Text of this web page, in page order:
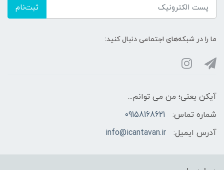
ثبت‌نام
ما را در شبکه‌های اجتماعی دنبال کنید:
آیکن یعنی؛ من می توانم...
شماره تماس:
09158168621
آدرس ایمیل:
info@icantavan.ir